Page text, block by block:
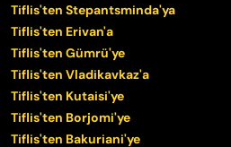
Tiflis'ten Stepantsminda'ya
Tiflis'ten Erivan'a
Tiflis'ten Gümrü'ye
Tiflis'ten Vladikavkaz'a
Tiflis'ten Kutaisi'ye
Tiflis'ten Borjomi'ye
Tiflis'ten Bakuriani'ye